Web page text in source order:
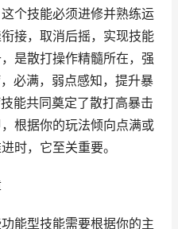
个技能必须进修并熟练运
接，取消后摇，实现技能
是散打操作精髓所在，强
必满，弱点感知，提升暴
能共同奠定了散打高暴击
根据你的玩法倾向点满或
时，它至关重要。
能型技能需要根据你的主